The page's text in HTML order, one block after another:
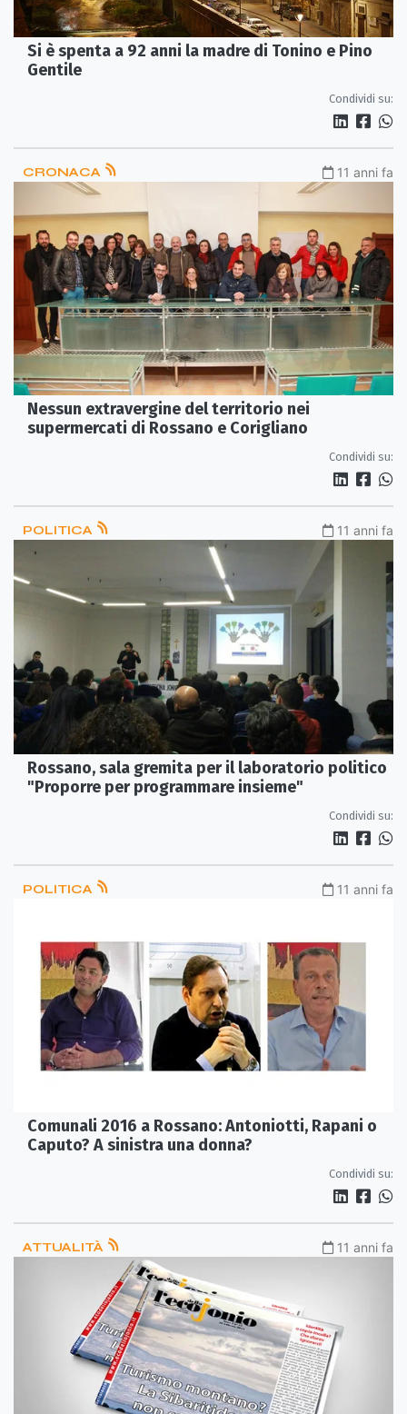
Si è spenta a 92 anni la madre di Tonino e Pino
Gentile
Condividi su:
CRONACA 11 anni fa
Nessun extravergine del territorio nei
supermercati di Rossano e Corigliano
Condividi su:
POLITICA 11 anni fa
Rossano, sala gremita per il laboratorio politico
"Proporre per programmare insieme"
Condividi su:
POLITICA 11 anni fa
Comunali 2016 a Rossano: Antoniotti, Rapani o
Caputo? A sinistra una donna?
Condividi su:
ATTUALITÀ 11 anni fa